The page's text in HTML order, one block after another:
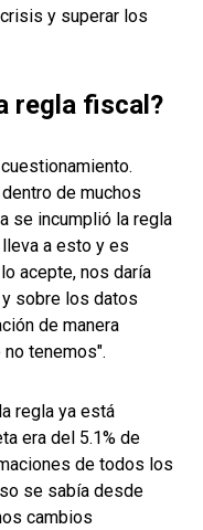
y superar los
regla fiscal?
de muchos
se incumplió la regla
a esto y es
acepte, nos daría
sobre los datos
de manera
tenemos".
regla ya está
era del 5.1% de
de todos los
se sabía desde
cambios